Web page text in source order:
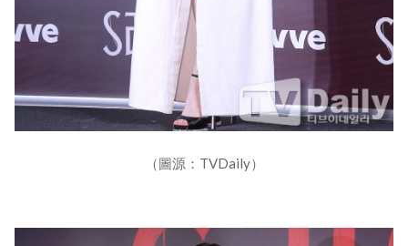
（圖源：TVDaily）